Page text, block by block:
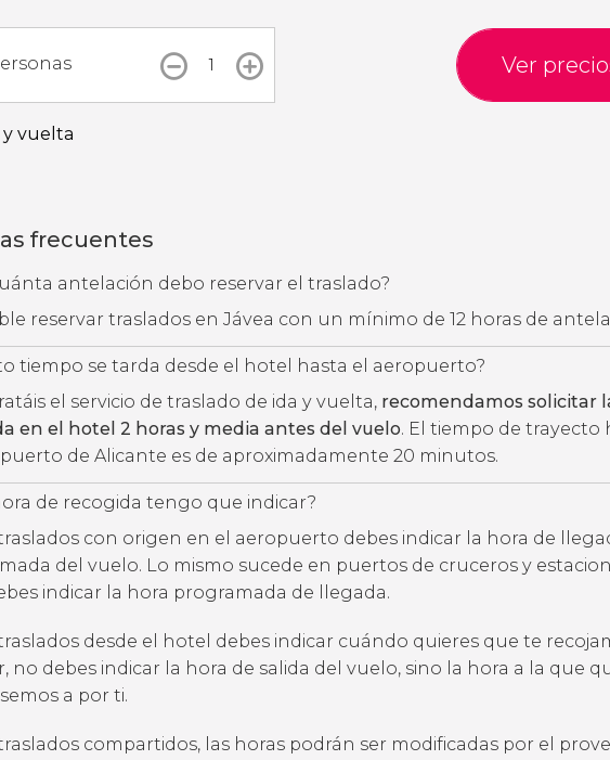
Ver
y vuelta
frecuentes
antelación debo reservar el traslado?
reservar traslados en Jávea con un mínimo de 12 horas de
tiempo se tarda desde el hotel hasta el aeropuerto?
el servicio de traslado de ida y vuelta, recomendamos solicitar
en el hotel 2 horas y media antes del vuelo. El tiempo de trayecto
de Alicante es de aproximadamente 20 minutos.
de recogida tengo que indicar?
con origen en el aeropuerto debes indicar la hora de
del vuelo. Lo mismo sucede en puertos de cruceros y
indicar la hora programada de llegada.
desde el hotel debes indicar cuándo quieres que te
no debes indicar la hora de salida del vuelo, sino la hora a la que
a por ti.
compartidos, las horas podrán ser modificadas por el